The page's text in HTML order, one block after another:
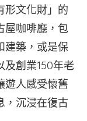
形文化財」的
屋咖啡廳，包
建築，或是保
及創業150年老
遊人感受懷舊
，沉浸在復古